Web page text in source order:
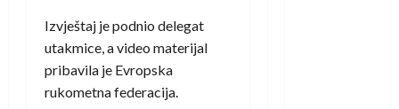
Izvještaj je podnio delegat
utakmice, a video materijal
pribavila je Evropska
rukometna federacija.